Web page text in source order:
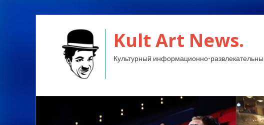
Kult Art News.
Культурный информационно-